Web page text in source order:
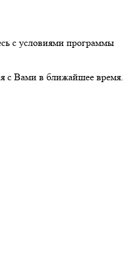
с условиями программы
с Вами в ближайшее время.